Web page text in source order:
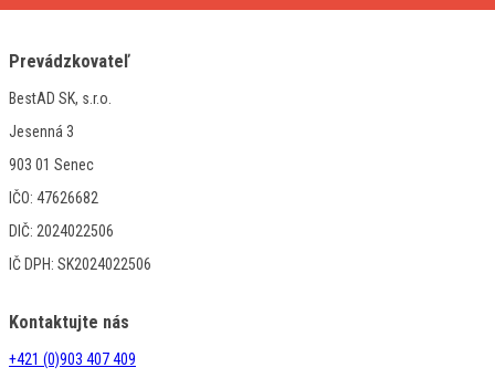
Prevádzkovateľ
BestAD SK, s.r.o.
Jesenná 3
903 01 Senec
IČO: 47626682
DIČ: 2024022506
IČ DPH: SK2024022506
Kontaktujte nás
+421 (0)903 407 409